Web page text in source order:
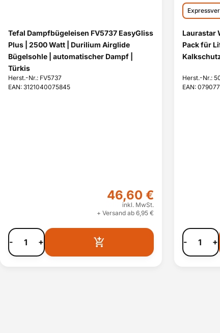
Tefal Dampfbügeleisen FV5737 EasyGliss
Plus | 2500 Watt | Durilium Airglide
Bügelsohle | automatischer Dampf |
Türkis
Herst.-Nr.: FV5737
EAN: 3121040075845
46,60 €
inkl. MwSt.
+ Versand ab 6,95 €
- +
Laurastar
Pack für
Herst.-Nr.:
EAN:
- +